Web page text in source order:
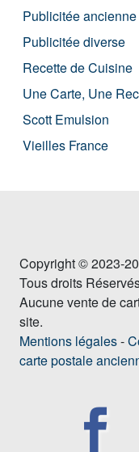
Publicitée ancienne
Publicitée diverse
Recette de Cuisine
Une Carte, Une
Scott Emulsion
Vieilles France
Copyright © 2023-
Tous droits
Aucune vente de
site.
Mentions légales-
carte postale